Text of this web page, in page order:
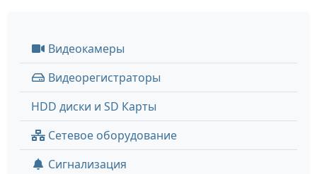
Видеокамеры
Видеорегистраторы
HDD диски и SD Карты
Сетевое оборудование
Сигнализация